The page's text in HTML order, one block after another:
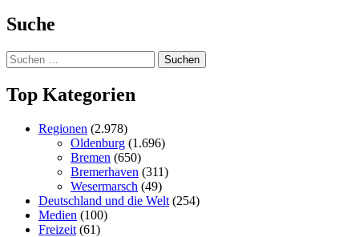
der
Beiträge
Suche
Suchen
nach:
Top Kategorien
Regionen (2.978)
Oldenburg (1.696)
Bremen (650)
Bremerhaven (311)
Wesermarsch (49)
Deutschland und die Welt (254)
Medien (100)
Freizeit (61)